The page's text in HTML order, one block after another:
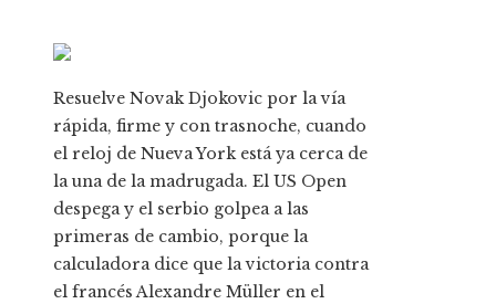
Resuelve Novak Djokovic por la vía
rápida, firme y con trasnoche, cuando
el reloj de Nueva York está ya cerca de
la una de la madrugada. El US Open
despega y el serbio golpea a las
primeras de cambio, porque la
calculadora dice que la victoria contra
el francés Alexandre Müller en el